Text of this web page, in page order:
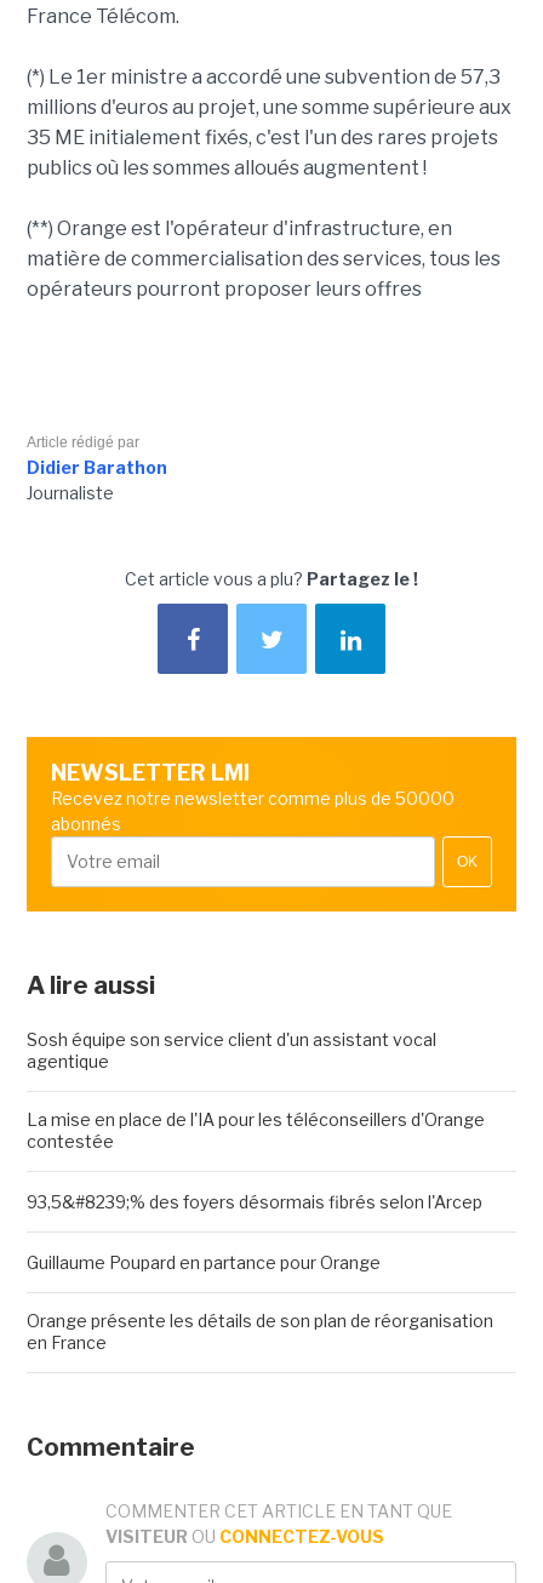
France Télécom.
(*) Le 1er ministre a accordé une subvention de 57,3
millions d'euros au projet, une somme supérieure aux
35 ME initialement fixés, c'est l'un des rares projets
publics où les sommes alloués augmentent !
(**) Orange est l'opérateur d'infrastructure, en
matière de commercialisation des services, tous les
opérateurs pourront proposer leurs offres
Article rédigé par
Didier Barathon
Journaliste
Cet article vous a plu? Partagez le !
NEWSLETTER LMI
Recevez notre newsletter comme plus de 50000
abonnés
OK
A lire aussi
Sosh équipe son service client d'un assistant vocal
agentique
La mise en place de l'IA pour les téléconseillers d'Orange
contestée
93,5&#8239;% des foyers désormais fibrés selon l'Arcep
Guillaume Poupard en partance pour Orange
Orange présente les détails de son plan de réorganisation
en France
Commentaire
COMMENTER CET ARTICLE EN TANT QUE
VISITEUR OU CONNECTEZ-VOUS